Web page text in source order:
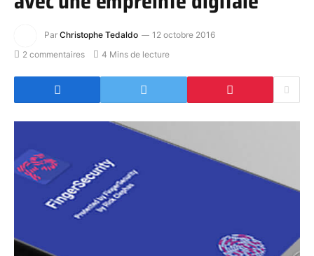
Par Christophe Tedaldo
12 octobre 2016
2 commentaires
4 Mins de lecture